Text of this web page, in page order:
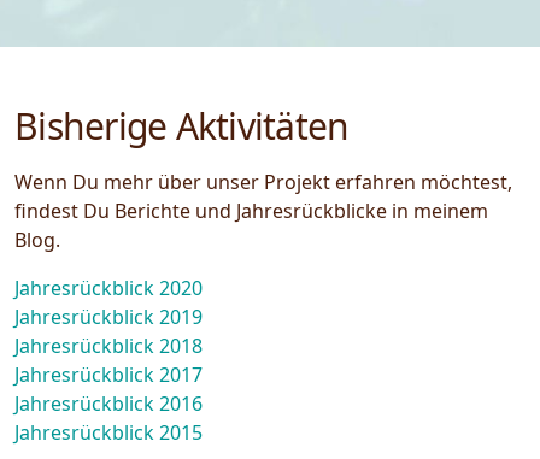
Bisherige Aktivitäten
Wenn Du mehr über unser Projekt erfahren möchtest,
findest Du Berichte und Jahresrückblicke in meinem
Blog.
Jahresrückblick 2020
Jahresrückblick 2019
Jahresrückblick 2018
Jahresrückblick 2017
Jahresrückblick 2016
Jahresrückblick 2015